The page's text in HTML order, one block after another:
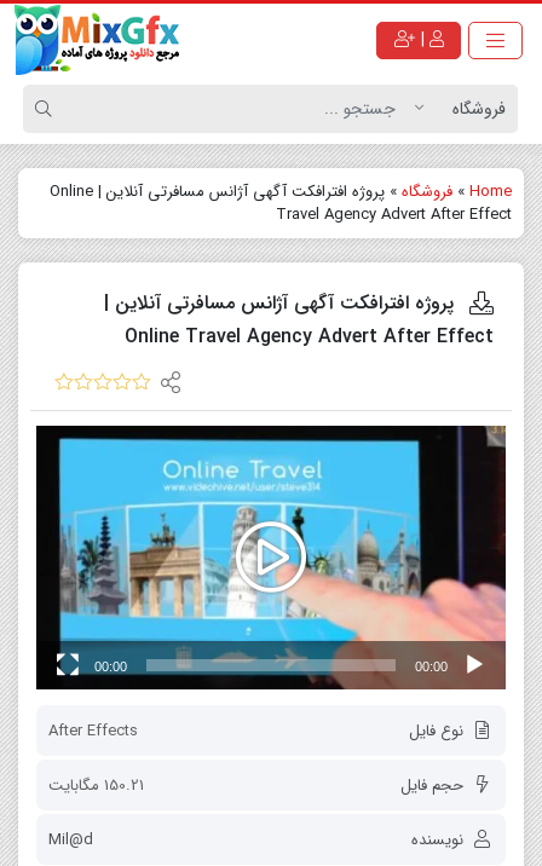
|
Home
» فروشگاه»
پروژه افترافکت آگهی آژانس مسافرتی آنلاین | Online
Travel Agency Advert After Effect
پروژه افترافکت آگهی آژانس مسافرتی آنلاین |
Online Travel Agency Advert After Effect
نمایشگر
00:00
00:00
نوع فایل After Effects
حجم فایل 150.21 مگابایت
نویسنده Mil@d